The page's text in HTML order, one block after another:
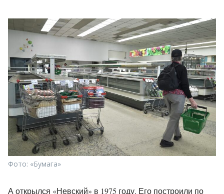
Фото: «Бумага»
А открылся «Невский» в 1975 году. Его построили по